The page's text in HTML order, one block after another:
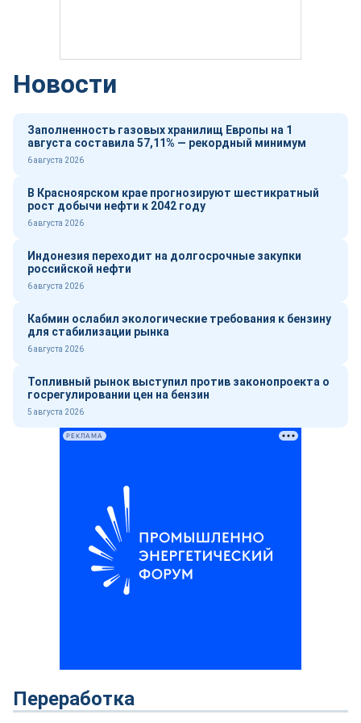
Новости
Заполненность газовых хранилищ Европы на 1
августа составила 57,11% — рекордный минимум
6 августа 2026
В Красноярском крае прогнозируют шестикратный
рост добычи нефти к 2042 году
6 августа 2026
Индонезия переходит на долгосрочные закупки
российской нефти
6 августа 2026
Кабмин ослабил экологические требования к бензину
для стабилизации рынка
6 августа 2026
Топливный рынок выступил против законопроекта о
госрегулировании цен на бензин
5 августа 2026
РЕКЛАМА
Переработка